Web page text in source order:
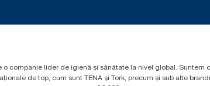
o companie lider de igienă și sănătate la nivel global.
de top, cum sunt TENA și Tork, precum și sub alte